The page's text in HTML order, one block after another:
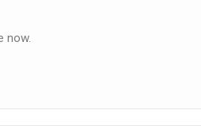
now.